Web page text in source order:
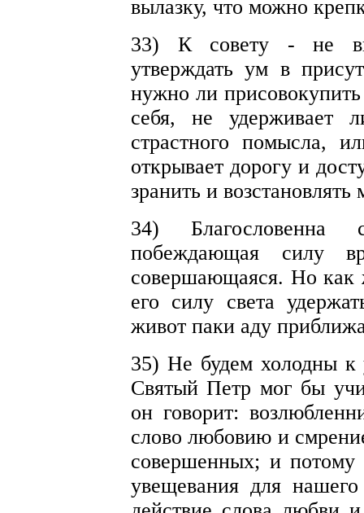
вылазку, что можно
33) К совету - не
утверждать ум в
нужно ли
себя, не удерживает
страстного помысла,
открывает дорогу и
зранить и возстановлять
34) Благословенна
побеждающая силу
совершающаяся. Но как
его силу света
живот паки аду
35) Не будем холодны к
Святый Петр мог бы
он говорит:
слово любовию и
совершенных; и потому
увещевания для